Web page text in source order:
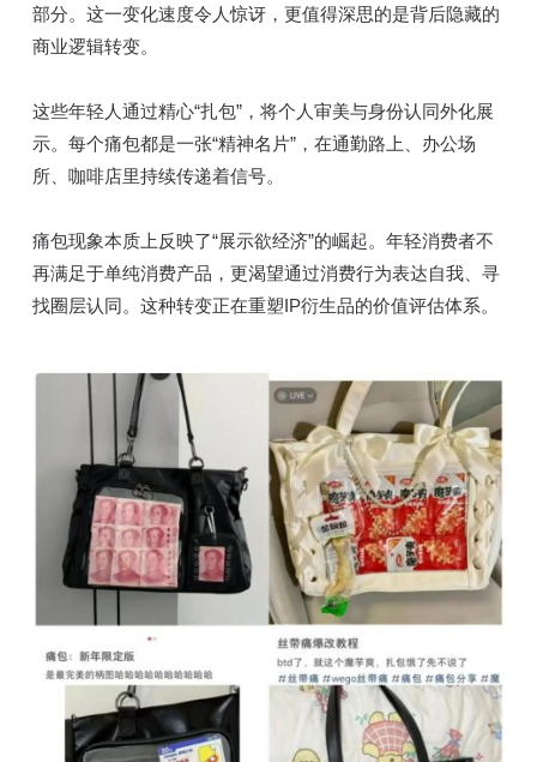
部分。这一变化速度令人惊讶，更值得深思的是背后隐藏的
商业逻辑转变。
这些年轻人通过精心“扎包”，将个人审美与身份认同外化展
示。每个痛包都是一张“精神名片”，在通勤路上、办公场
所、咖啡店里持续传递着信号。
痛包现象本质上反映了“展示欲经济”的崛起。年轻消费者不
再满足于单纯消费产品，更渴望通过消费行为表达自我、寻
找圈层认同。这种转变正在重塑IP衍生品的价值评估体系。